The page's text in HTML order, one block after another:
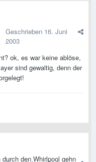
Geschrieben 16. Juni
2003
ok, es war keine ablöse,
sind gewaltig, denn der
den Whirlpool gehn